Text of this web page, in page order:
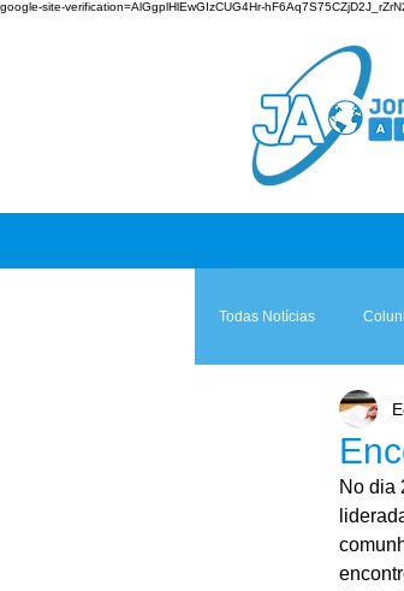
google-site-verification=AlGgplHlEwGIzCUG4Hr-
Todas Notícias
Teologia & Prática
No dia